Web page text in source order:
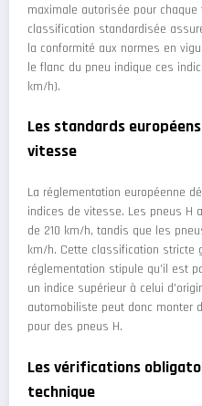
maximale autorisée pour
classification standardisée
la conformité aux normes en
le flanc du pneu indique ces
km/h).
Les standards
vitesse
La réglementation européenne
indices de vitesse. Les pneus H
de 210 km/h, tandis que les
km/h. Cette classification stricte
réglementation stipule qu’il est
un indice supérieur à celui
automobiliste peut donc monter
pour des pneus H.
Les vérifications
technique